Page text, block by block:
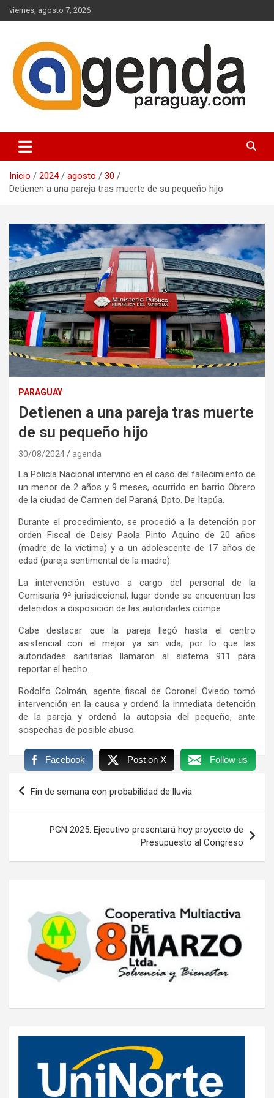
Saltar
al
viernes, agosto 7, 2026
Agenda Paraguay
Inicio 2024 agosto
30
Detienen a una pareja tras muerte de su pequeño hijo
PARAGUAY
Detienen a una pareja tras muerte
de su pequeño hijo
30/08/2024 agenda
La Policía Nacional intervino en el caso del fallecimiento de
un menor de 2 años y 9 meses, ocurrido en barrio Obrero
de la ciudad de Carmen del Paraná, Dpto. De Itapúa.
Durante el procedimiento, se procedió a la detención por
orden Fiscal de Deisy Paola Pinto Aquino de 20 años
(madre de la víctima) y a un adolescente de 17 años de
edad (pareja sentimental de la madre).
La intervención estuvo a cargo del personal de la
Comisaría 9ª jurisdiccional, lugar donde se encuentran los
detenidos a disposición de las autoridades compe
Cabe destacar que la pareja llegó hasta el centro
asistencial con el mejor ya sin vida, por lo que las
autoridades sanitarias llamaron al sistema 911 para
reportar el hecho.
Rodolfo Colmán, agente fiscal de Coronel Oviedo tomó
intervención en la causa y ordenó la inmediata detención
de la pareja y ordenó la autopsia del pequeño, ante
sospechas de posible abuso.
Facebook Post on X Follow us
Navegación
Fin de semana con probabilidad de lluvia
PGN 2025: Ejecutivo presentará hoy proyecto de
Presupuesto al Congreso